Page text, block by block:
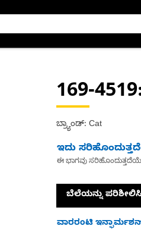
169-4519
ಬ್ರ್ಯಾಂಡ್: Cat
ಇದು
ಈ ಭಾಗವು
ಬೆಲೆಯನ್ನು
ವಾರರಂಟಿ